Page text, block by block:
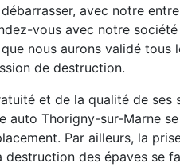
avec notre
vous avec notre
nous aurons validé
de destruction.
et de la qualité de ses
auto Thorigny-sur-Marne
Par ailleurs, la
destruction des épaves se